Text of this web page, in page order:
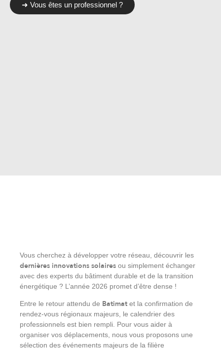
➜ Vous êtes un professionnel ?
Vous cherchez à développer votre réseau, découvrir les
dernières innovations solaires ou simplement échanger
avec des experts du bâtiment durable et de la transition
énergétique ? L’année 2026 promet d’être dense !
Entre le retour attendu de Batimat et la confirmation de
rendez-vous régionaux majeurs, le calendrier des
professionnels est bien rempli. Pour vous aider à
organiser vos déplacements, nous vous proposons une
sélection des événements majeurs de la filière